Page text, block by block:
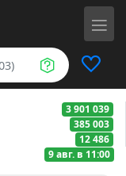
3 901 039
385 003
12 486
9 авг. в 11:00